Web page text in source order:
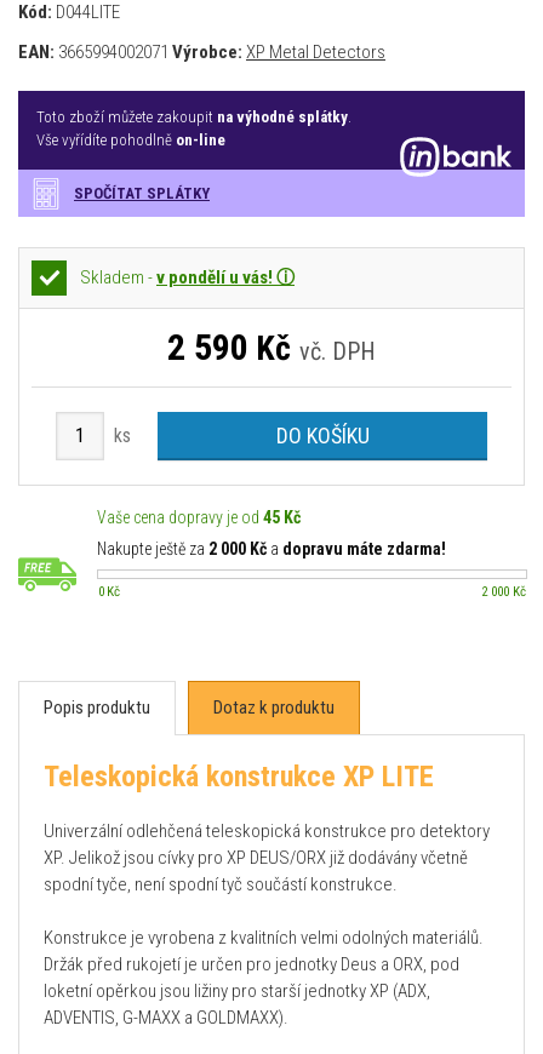
Kód: D044LITE
EAN: 3665994002071 Výrobce: XP Metal Detectors
Toto zboží můžete zakoupit na výhodné splátky.
Vše vyřídíte pohodlně on-line
SPOČÍTAT SPLÁTKY
Skladem -v pondělí u vás! ⓘ
2 590 Kč vč. DPH
ks DO KOŠÍKU
Vaše cena dopravy je od 45 Kč
Nakupte ještě za 2 000 Kč a dopravu máte zdarma!
0 Kč 2 000 Kč
Popis produktu Dotaz k produktu
Teleskopická konstrukce XP LITE
Univerzální odlehčená teleskopická konstrukce pro detektory
XP. Jelikož jsou cívky pro XP DEUS/ORX již dodávány včetně
spodní tyče, není spodní tyč součástí konstrukce.
Konstrukce je vyrobena z kvalitních velmi odolných materiálů.
Držák před rukojetí je určen pro jednotky Deus a ORX, pod
loketní opěrkou jsou ližiny pro starší jednotky XP (ADX,
ADVENTIS, G-MAXX a GOLDMAXX).